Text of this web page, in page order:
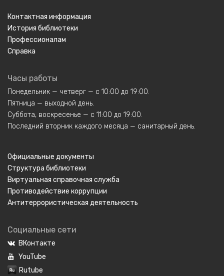
Контактная информация
История библиотеки
Профессионалам
Справка
Часы работы
Понедельник — четверг — с 10:00 до 19:00.
Пятница — выходной день.
Суббота, воскресенье — с 11:00 до 19:00.
Последний вторник каждого месяца — санитарный день.
Официальные документы
Структура библиотеки
Виртуальная справочная служба
Противодействие коррупции
Антитеррористическая деятельность
Социальные сети
ВКонтакте
YouTube
Rutube